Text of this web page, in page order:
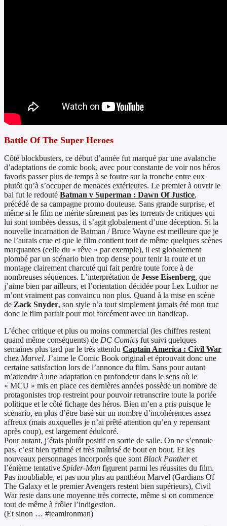
Battle Of The Super Heroes
Côté blockbusters, ce début d’année fut marqué par une avalanche
d’adaptations de comic book, avec pour constante de voir nos héros
favoris passer plus de temps à se foutre sur la tronche entre eux
plutôt qu’à s’occuper de menaces extérieures. Le premier à ouvrir le
bal fut le redouté Batman v Superman : Dawn Of Justice,
précédé de sa campagne promo douteuse. Sans grande surprise, et
même si le film ne mérite sûrement pas les torrents de critiques qui
lui sont tombées dessus, il s’agit globalement d’une déception. Si la
nouvelle incarnation de Batman / Bruce Wayne est meilleure que je
ne l’aurais crue et que le film contient tout de même quelques scènes
marquantes (celle du « rêve » par exemple), il est globalement
plombé par un scénario bien trop dense pour tenir la route et un
montage clairement charcuté qui fait perdre toute force à de
nombreuses séquences. L’interprétation de Jesse Eisenberg, que
j’aime bien par ailleurs, et l’orientation décidée pour Lex Luthor ne
m’ont vraiment pas convaincu non plus. Quand à la mise en scène
de Zack Snyder, son style n’a tout simplement jamais été mon truc
donc le film partait pour moi forcément avec un handicap.
L’échec critique et plus ou moins commercial (les chiffres restent
quand même conséquents) de DC Comics fut suivi quelques
semaines plus tard par le très attendu Captain America : Civil War
chez Marvel. J’aime le Comic Book original et éprouvait donc une
certaine satisfaction lors de l’annonce du film. Sans pour autant
m’attendre à une adaptation en profondeur dans le sens où le
« MCU » mis en place ces dernières années possède un nombre de
protagonistes trop restreint pour pouvoir retranscrire toute la portée
politique et le côté fichage des héros. Bien m’en a pris puisque le
scénario, en plus d’être basé sur un nombre d’incohérences assez
affreux (mais auxquelles je n’ai prêté attention qu’en y repensant
après coup), est largement édulcoré.
Pour autant, j’étais plutôt positif en sortie de salle. On ne s’ennuie
pas, c’est bien rythmé et très maîtrisé de bout en bout. Et les
nouveaux personnages incorporés que sont Black Pantheret
l’énième tentative Spider-Man figurent parmi les réussites du film.
Pas inoubliable, et pas non plus au panthéon Marvel (Gardians Of
The Galaxy et le premier Avengers restent bien supérieurs), Civil
War reste dans une moyenne très correcte, même si on commence
tout de même à frôler l’indigestion.
(Et sinon … #teamironman)